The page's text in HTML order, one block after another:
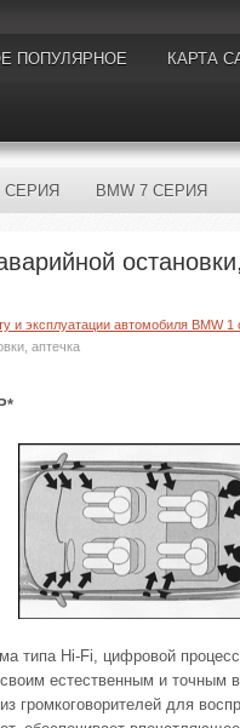
ПОПУЛЯРНОЕ КАРТА
СЕРИЯ BMW 7 СЕРИЯ
и эксплуатации автомобиля BMW 1
аптечка
типа Hi-Fi, цифровой
естественным и точным
громкоговорителей для